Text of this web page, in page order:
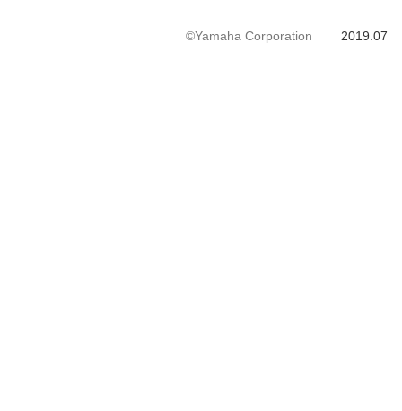
2019.07
©Yamaha Corporation